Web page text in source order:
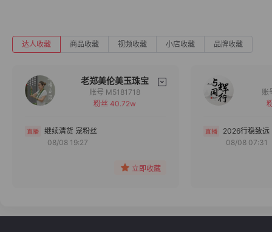
达人收藏 商品收藏 视频收藏 小店收藏 品牌收藏
老郑美伦美玉珠宝
备注
账号 M5181718
粉丝 40.72w
继续清货 宠粉丝
08/08 19:27
立即收藏
2026行稳致远
08/08 07:31